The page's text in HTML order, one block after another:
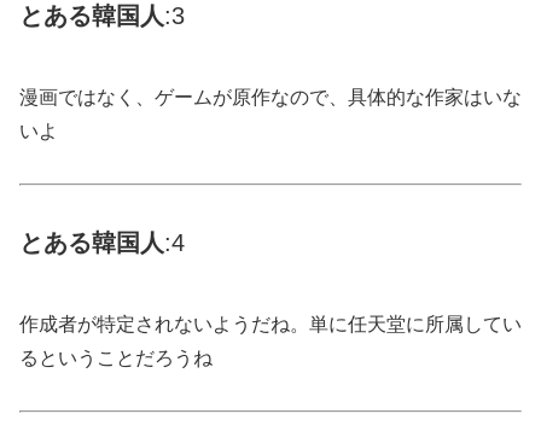
とある韓国 人:3
漫画ではなく、ゲームが原作なので、具体的な作家はいな
いよ
とある韓国 人:4
作成者が特定されないようだね。単に任天堂に所属してい
るということだろうね